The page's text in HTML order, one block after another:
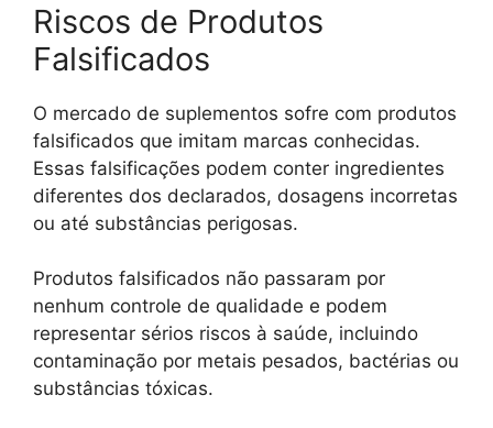
Riscos de Produtos
Falsificados
O mercado de suplementos sofre com produtos
falsificados que imitam marcas conhecidas.
Essas falsificações podem conter ingredientes
diferentes dos declarados, dosagens incorretas
ou até substâncias perigosas.
Produtos falsificados não passaram por
nenhum controle de qualidade e podem
representar sérios riscos à saúde, incluindo
contaminação por metais pesados, bactérias ou
substâncias tóxicas.